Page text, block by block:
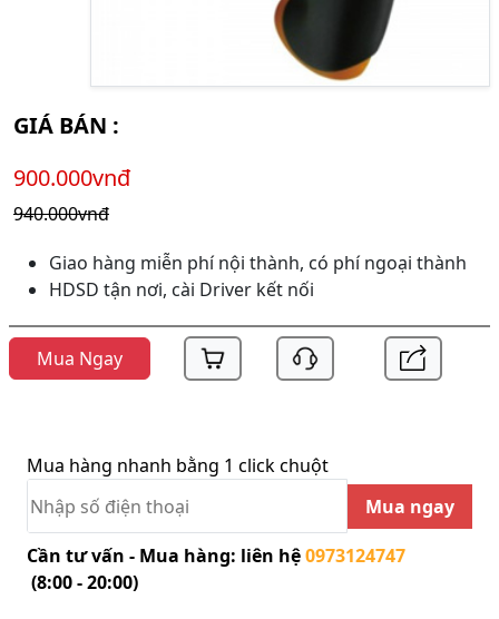
GIÁ BÁN :
900.000vnđ
940.000vnđ
Giao hàng miễn phí nội thành, có phí ngoại thành
HDSD tận nơi, cài Driver kết nối
Mua Ngay
Mua hàng nhanh bằng 1 click chuột
Mua ngay
Cần tư vấn - Mua hàng: liên hệ0973124747
(8:00 - 20:00)